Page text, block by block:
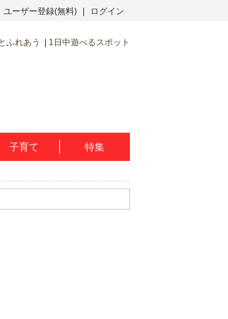
ユーザー登録(無料) ログイン
ふれあう 1日中遊べるスポット
子育て 特集